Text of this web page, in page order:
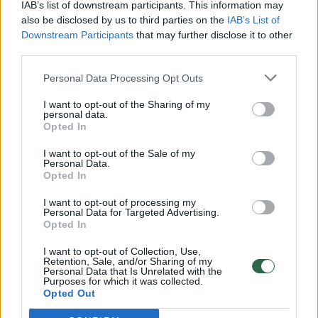
IAB’s list of downstream participants. This information may
also be disclosed by us to third parties on the IAB’s List of
Downstream Participants that may further disclose it to other
Personal Data Processing Opt Outs
I want to opt-out of the Sharing of my
personal data.
Opted In
I want to opt-out of the Sale of my
Personal Data.
Opted In
I want to opt-out of processing my
Personal Data for Targeted Advertising.
Opted In
I want to opt-out of Collection, Use,
Retention, Sale, and/or Sharing of my
Personal Data that Is Unrelated with the
Purposes for which it was collected.
Opted Out
vaiko gyvybių išgelbėti nepavyko
Žinios | Lietuvos diena
00:00:57
32 laipsnių šilumos
Žinios | Orai
Nufilmavo, kaip patvino Vilniaus Vakarinis aplinkkelis:
vaizdas pribloškia
Žinios | Lietuvos diena
00:00:55
Avarija Vilniuje: į stotelę įsirėžęs automobilis sužalojo
dvi moteris
Žinios | Lietuvos diena